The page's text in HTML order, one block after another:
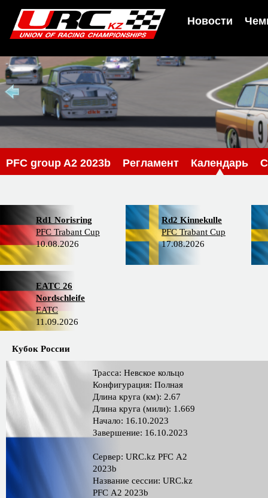
Новости
PFС group A2 2023b Регламент Календарь
Rd1 Norisring
PFC Trabant Cup
10.08.2026
Rd2 Kinnekulle
PFC Trabant Cup
17.08.2026
EATC 26
Nordschleife
EATC
11.09.2026
Кубок России
Трасса: Невское кольцо
Конфигурация: Полная
Длина круга (км): 2.67
Длина круга (мили): 1.669
Начало: 16.10.2023
Завершение: 16.10.2023
Сервер: URC.kz PFС A2
2023b
Название сессии: URC.kz
PFС A2 2023b